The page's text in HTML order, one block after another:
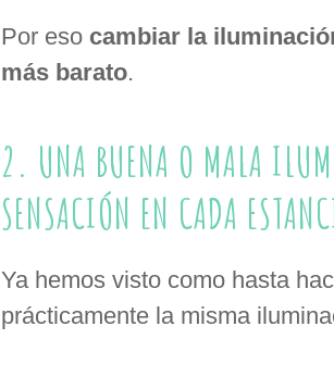
Por eso cambiar la
más barato.
2. UNA BUENA O MALA
SENSACIÓN EN CADA
Ya hemos visto como hasta
prácticamente la misma